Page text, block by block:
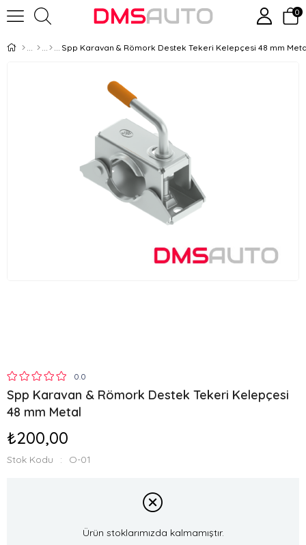
0
Spp Karavan & Römork Destek Tekeri Kelepçesi 48 mm
0.0
Spp Karavan & Römork Destek Tekeri Kelepçesi
48 mm Metal
₺200,00
Stok Kodu O-01
Ürün stoklarımızda kalmamıştır.